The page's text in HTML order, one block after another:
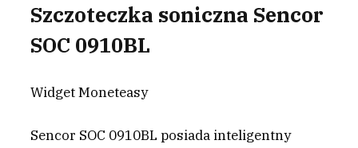
Szczoteczka soniczna Sencor
SOC 0910BL
Widget Moneteasy
Sencor SOC 0910BL posiada inteligentny